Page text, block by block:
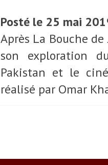
Posté le 25 mai
Après La Bouche
son exploration
Pakistan et le
réalisé par Omar